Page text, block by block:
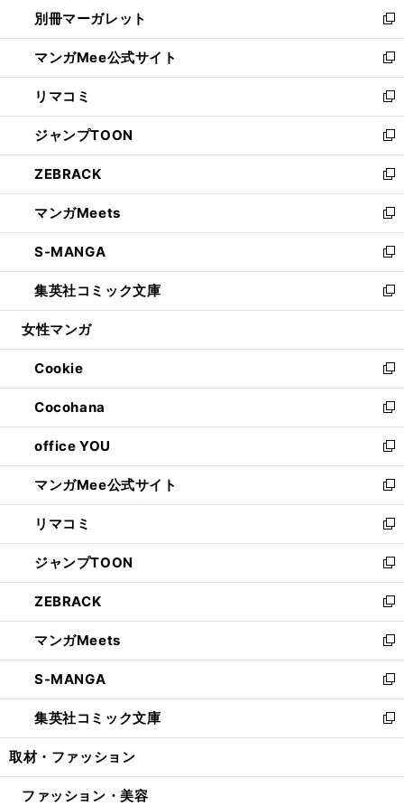
く
で
開
く
ィ
ン
ド
ウ
で
開
く
い
ウ
ィ
ン
ド
ウ
で
開
く
別冊マーガレット
新
し
い
ウ
ィ
ン
ド
ウ
で
開
く
マンガMee公式サイト
新
し
い
ウ
ィ
ン
ド
ウ
で
開
く
リマコミ
新
し
い
ウ
ィ
ン
ド
ウ
で
開
く
ジャンプTOON
新
し
い
ウ
ィ
ン
ド
ウ
で
開
ZEBRACK
新
し
い
ウ
ィ
ン
ド
ウ
開
く
マンガMeets
新
し
い
ウ
ィ
ン
ウ
で
開
く
S-MANGA
新
し
い
ウ
ン
ド
ウ
で
開
く
集英社コミック文庫
新
し
ウ
ィ
ン
ド
ウ
で
開
く
女性マンガ
Cookie
新
し
い
ウ
ィ
ン
ド
ウ
で
開
く
Cocohana
新
し
い
ウ
ィ
ン
ド
ウ
で
開
く
office YOU
新
し
い
ウ
ィ
ン
ド
ウ
で
開
く
マンガMee公式サイト
新
し
い
ウ
ィ
ン
ド
ウ
で
開
く
リマコミ
新
し
い
ウ
ィ
ン
ド
ウ
で
開
く
ジャンプTOON
新
し
い
ウ
ィ
ン
ド
ウ
で
開
ZEBRACK
新
し
い
ウ
ィ
ン
ド
ウ
開
マンガMeets
新
し
い
ウ
ィ
ン
ウ
S-MANGA
新
し
い
ウ
ン
集英社コミック文庫
新
し
ウ
取材・ファッション
ファッション・美容